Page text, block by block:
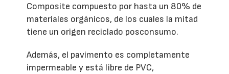
Composite compuesto por hasta un 80% de
materiales orgánicos, de los cuales la mitad
tiene un origen reciclado posconsumo.
Además, el pavimento es completamente
impermeable y está libre de PVC,